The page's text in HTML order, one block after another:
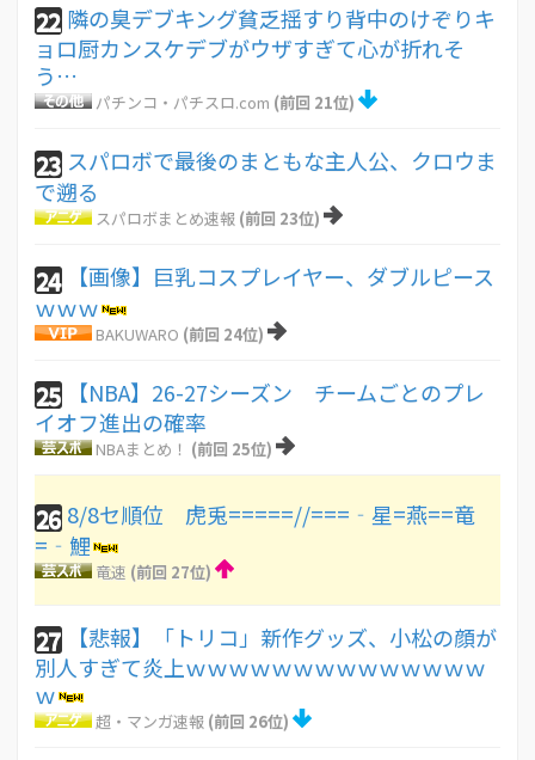
22 隣の臭デブキング貧乏揺すり背中のけぞりキ
ョロ厨カンスケデブがウザすぎて心が折れそ
う…
パチンコ・パチスロ.com (前回 21位)
23 スパロボで最後のまともな主人公、クロウま
で遡る
スパロボまとめ速報 (前回 23位)
24
【画像】巨乳コスプレイヤー、ダブルピース
ｗｗｗ
BAKUWARO (前回 24位)
25
【NBA】26-27シーズン チームごとのプレ
イオフ進出の確率
NBAまとめ！ (前回 25位)
26 8/8セ順位 虎兎=====//===‐星=燕==竜
=‐鯉
竜速 (前回 27位)
27
【悲報】「トリコ」新作グッズ、小松の顔が
別人すぎて炎上ｗｗｗｗｗｗｗｗｗｗｗｗｗｗ
ｗ
超・マンガ速報 (前回 26位)